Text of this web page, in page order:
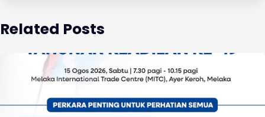
Related Posts